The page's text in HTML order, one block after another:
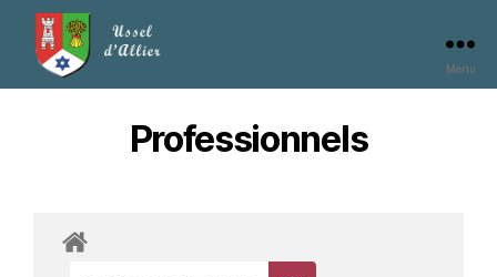
Menu
Professionnels